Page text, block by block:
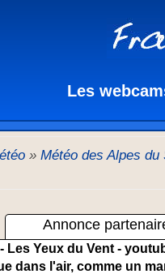
Les
» Météo des Alpes du
Annonce
Les Yeux du Vent -
dans l'air, comme un